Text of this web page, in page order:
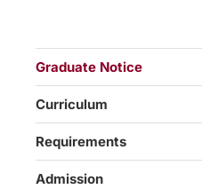
Graduate Notice
Curriculum
Requirements
Admission